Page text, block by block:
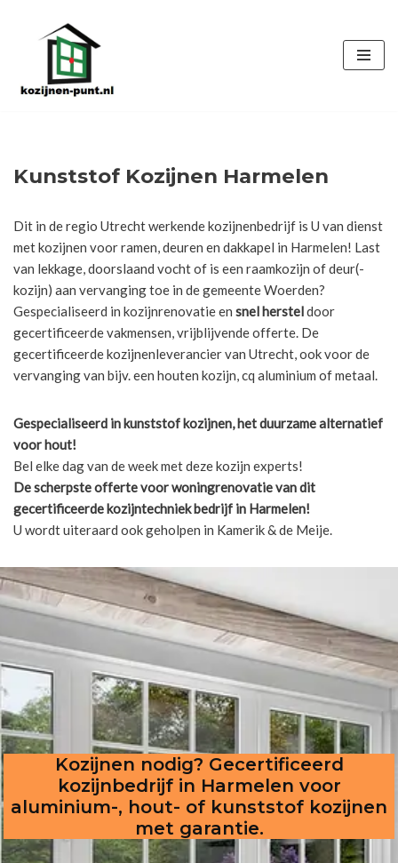
de
Kunststof Kozijnen Harmelen
Dit in de regio Utrecht werkende kozijnenbedrijf is U van dienst
met kozijnen voor ramen, deuren en dakkapel in Harmelen! Last
van lekkage, doorslaand vocht of is een raamkozijn of deur(-
kozijn) aan vervanging toe in de gemeente Woerden?
Gespecialiseerd in kozijnrenovatie en snel hersteldoor
gecertificeerde vakmensen, vrijblijvende offerte. De
gecertificeerde kozijnenleverancier van Utrecht, ook voor de
vervanging van bijv. een houten kozijn, cq aluminium of metaal.
Gespecialiseerd in kunststof kozijnen, het duurzame alternatief
voor hout!
Bel elke dag van de week met deze kozijn experts!
De scherpsteofferte voor woningrenovatie van dit
gecertificeerde kozijntechniek bedrijf in Harmelen!
U wordt uiteraard ook geholpen in Kamerik & de Meije.
Kozijnen nodig? Gecertificeerd
kozijnbedrijf in Harmelen voor
aluminium-, hout- of kunststof kozijnen
met garantie.